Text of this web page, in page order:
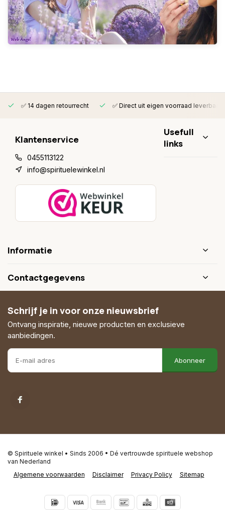
✅ 14 dagen retourrecht ✅ Direct uit eigen voorraad leverbaar
Klantenservice
0455113122
info@spirituelewinkel.nl
Usefull
links
Informatie
Contactgegevens
Schrijf je in voor onze nieuwsbrief
Ontvang inspiratie, nieuwe producten en exclusieve
aanbiedingen.
Abonneer
Algemene voorwaarden Disclaimer Privacy Policy Sitemap
© Spirituele winkel • Sinds 2006 • Dé vertrouwde spirituele webshop
van Nederland